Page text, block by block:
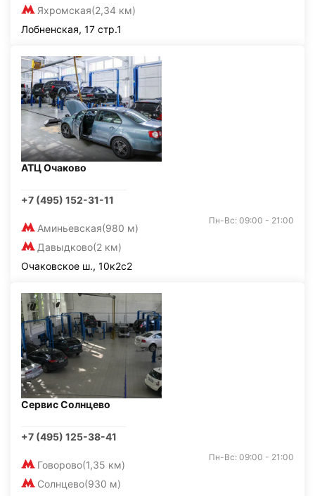
Яхромская(2,34 км)
Лобненская, 17 стр.1
АТЦ Очаково
+7 (495) 152-31-11
Аминьевская(980 м)
Давыдково(2 км)
Пн-Вс: 09:00 - 21:00
Очаковское ш., 10к2с2
Сервис Солнцево
+7 (495) 125-38-41
Говорово(1,35 км)
Солнцево(930 м)
Пн-Вс: 09:00 - 21:00